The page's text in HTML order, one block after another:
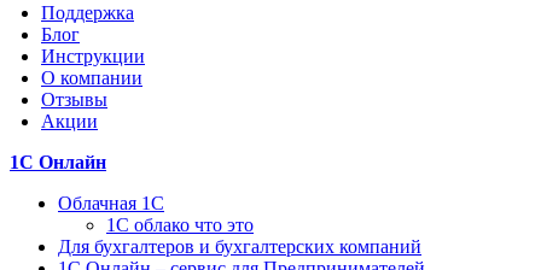
Поддержка
Блог
Инструкции
О компании
Отзывы
Акции
1С Онлайн
Облачная 1С
1C облако что это
Для бухгалтеров и бухгалтерских компаний